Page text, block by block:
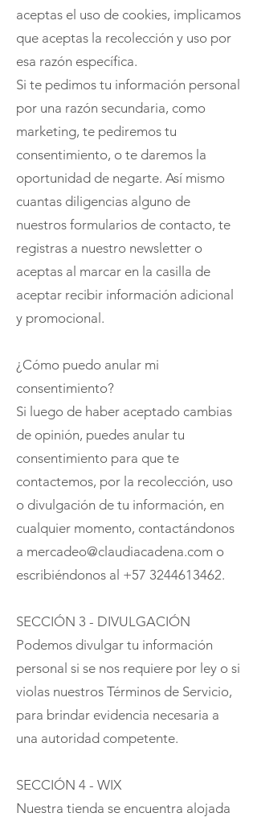
aceptas el uso de cookies, implicamos
que aceptas la recolección y uso por
esa razón específica.
Si te pedimos tu información personal
por una razón secundaria, como
marketing, te pediremos tu
consentimiento, o te daremos la
oportunidad de negarte. Así mismo
cuantas diligencias alguno de
nuestros formularios de contacto, te
registras a nuestro newsletter o
aceptas al marcar en la casilla de
aceptar recibir información adicional
y promocional.
¿Cómo puedo anular mi
consentimiento?
Si luego de haber aceptado cambias
de opinión, puedes anular tu
consentimiento para que te
contactemos, por la recolección, uso
o divulgación de tu información, en
cualquier momento, contactándonos
a mercadeo@claudiacadena.com o
escribiéndonos al +57 3244613462.
SECCIÓN 3 - DIVULGACIÓN
Podemos divulgar tu información
personal si se nos requiere por ley o si
violas nuestros Términos de Servicio,
para brindar evidencia necesaria a
una autoridad competente.
SECCIÓN 4 - WIX
Nuestra tienda se encuentra alojada